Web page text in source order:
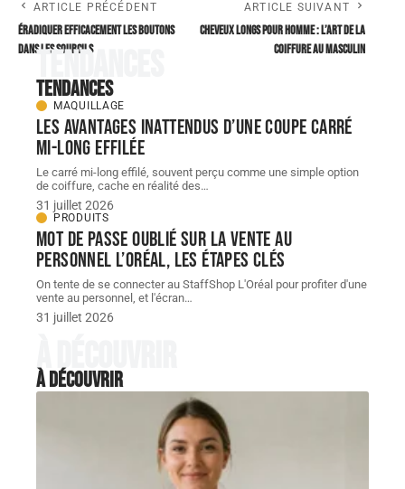
ARTICLE PRÉCÉDENT
Éradiquer efficacement les boutons
dans les sourcils
ARTICLE SUIVANT
Cheveux longs pour homme : l’art de la
coiffure au masculin
Tendances
Tendances
MAQUILLAGE
Les avantages inattendus d’une coupe carré
mi-long effilée
Le carré mi-long effilé, souvent perçu comme une simple option
de coiffure, cache en réalité des…
31 juillet 2026
PRODUITS
Mot de passe oublié sur la vente au
personnel L’Oréal, les étapes clés
On tente de se connecter au StaffShop L'Oréal pour profiter d'une
vente au personnel, et l'écran…
31 juillet 2026
À découvrir
À découvrir